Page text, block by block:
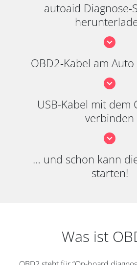
autoaid Diagnose-
OBD2-Kabel am
USB-Kabel mit dem
verbinden
… und schon kann
starten!
Was ist